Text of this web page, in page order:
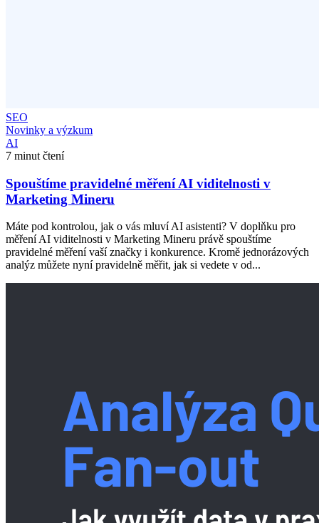
SEO
Novinky a výzkum
AI
7 minut čtení
Spouštíme pravidelné měření AI viditelnosti v
Marketing Mineru
Máte pod kontrolou, jak o vás mluví AI asistenti? V doplňku pro
měření AI viditelnosti v Marketing Mineru právě spouštíme
pravidelné měření vaší značky i konkurence. Kromě jednorázových
analýz můžete nyní pravidelně měřit, jak si vedete v od...